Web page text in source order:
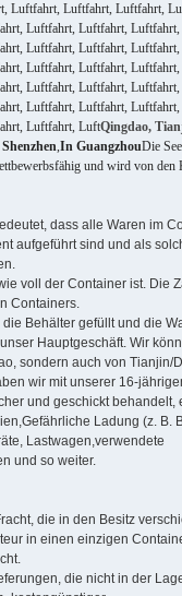
Luftfahrt, Luftfahrt, Luftfahrt,
Luftfahrt, Luftfahrt,
Luftfahrt, Luftfahrt,
Luftfahrt, Luftfahrt,
Luftfahrt, Luftfahrt,
Luftfahrt, Luftfahrt,
Luftfahrt, LuftQingdao,
Shenzhen,In GuangzhouDie
und wird von den
dass alle Waren im
aufgeführt sind und als
voll der Container ist. Die
Containers.
Behälter gefüllt und die
Hauptgeschäft. Wir
sondern auch von Tianjin/
wir mit unserer 16-
und geschickt behandelt,
Ladung (z. B.
Lastwagen,verwendete
und so weiter.
die in den Besitz
in einen einzigen
die nicht in der